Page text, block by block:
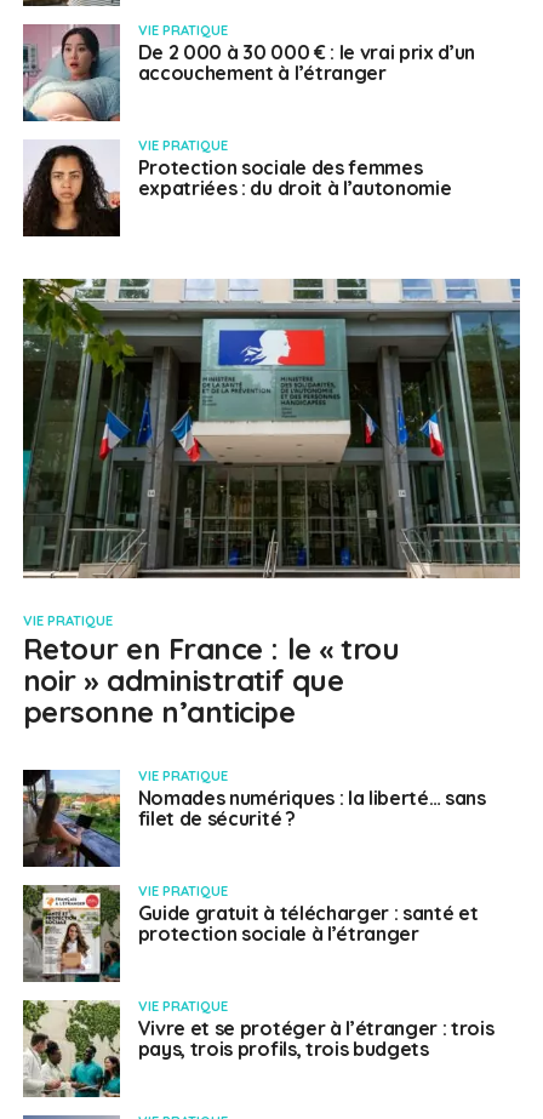
VIE PRATIQUE
De 2 000 à 30 000 € : le vrai prix d’un
accouchement à l’étranger
VIE PRATIQUE
Protection sociale des femmes
expatriées : du droit à l’autonomie
VIE PRATIQUE
Retour en France : le « trou
noir » administratif que
personne n’anticipe
VIE PRATIQUE
Nomades numériques : la liberté… sans
filet de sécurité ?
VIE PRATIQUE
Guide gratuit à télécharger : santé et
protection sociale à l’étranger
VIE PRATIQUE
Vivre et se protéger à l’étranger : trois
pays, trois profils, trois budgets